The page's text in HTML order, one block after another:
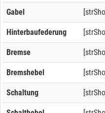
Gabel
Hinterbaufederung
Bremse
Bremshebel
Schaltung